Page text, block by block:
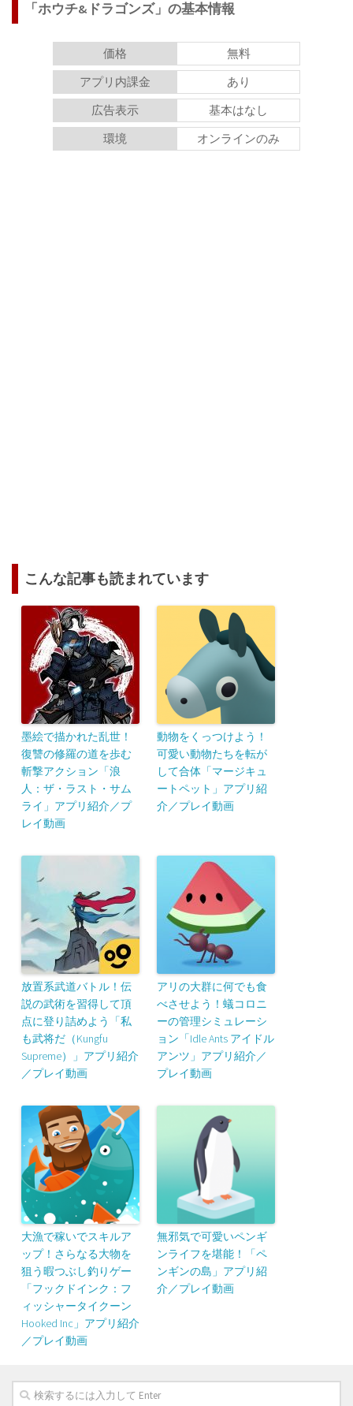
「ホウチ&ドラゴンズ」の基本情報
価格
無料
アプリ内課金
あり
広告表示
基本はなし
環境
オンラインのみ
こんな記事も読まれています
墨絵で描かれた乱世！
復讐の修羅の道を歩む
斬撃アクション「浪
人：ザ・ラスト・サム
ライ」アプリ紹介／プ
レイ動画
動物をくっつけよう！
可愛い動物たちを転が
して合体「マージキュ
ートペット」アプリ紹
介／プレイ動画
放置系武道バトル！伝
説の武術を習得して頂
点に登り詰めよう「私
も武将だ（Kungfu
Supreme）」アプリ紹介
／プレイ動画
アリの大群に何でも食
べさせよう！蟻コロニ
ーの管理シミュレーシ
ョン「Idle Ants アイドル
アンツ」アプリ紹介／
プレイ動画
大漁で稼いでスキルア
ップ！さらなる大物を
狙う暇つぶし釣りゲー
「フックドインク：フ
ィッシャータイクーン
Hooked Inc」アプリ紹介
／プレイ動画
無邪気で可愛いペンギ
ンライフを堪能！「ペ
ンギンの島」アプリ紹
介／プレイ動画